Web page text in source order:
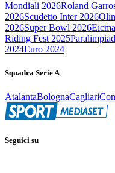
Mondiali 2026Roland
2026Scudetto Inter 2026
2026Super Bowl 2026
Riding Fest 2025
2024Euro 2024
Squadra Serie A
AtalantaBolognaCagliari
Seguici su